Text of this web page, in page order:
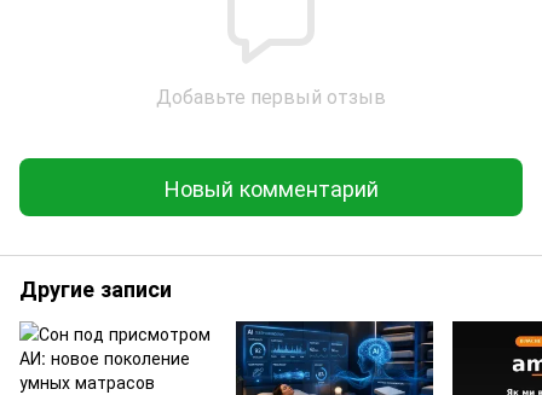
Добавьте первый отзыв
Новый комментарий
Другие записи